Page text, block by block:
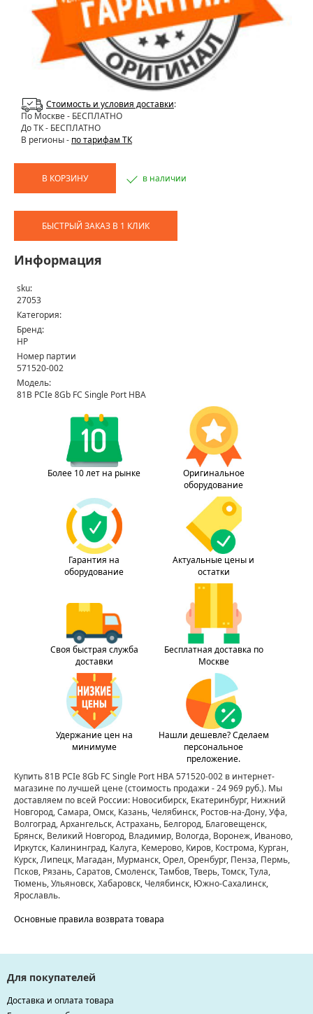
Стоимость и условия доставки:
По Москве- БЕСПЛАТНО
До ТК - БЕСПЛАТНО
В регионы - по тарифам ТК
В КОРЗИНУ в наличии
БЫСТРЫЙ ЗАКАЗ В 1 КЛИК
Информация
sku:
27053
Категория:
Бренд:
HP
Номер партии
571520-002
Модель:
81B PCIe 8Gb FC Single Port HBA
Более 10 лет на рынке
Оригинальное
оборудование
Гарантия на
оборудование
Актуальные цены и
остатки
Своя быстрая служба
доставки
Бесплатная доставка по
Москве
Удержание цен на
минимуме
Нашли дешевле? Сделаем
персональное
преложение.
Купить 81B PCIe 8Gb FC Single Port HBA 571520-002 в интернет-
магазине по лучшей цене(стоимость продажи - 24 969 руб.). Мы
доставляем по всей России: Новосибирск, Екатеринбург, Нижний
Новгород, Самара, Омск, Казань, Челябинск, Ростов-на-Дону, Уфа,
Волгоград, Архангельск, Астрахань, Белгород, Благовещенск,
Брянск, Великий Новгород, Владимир, Вологда, Воронеж, Иваново,
Иркутск, Калининград, Калуга, Кемерово, Киров, Кострома, Курган,
Курск, Липецк, Магадан, Мурманск, Орел, Оренбург, Пенза, Пермь,
Псков, Рязань, Саратов, Смоленск, Тамбов, Тверь, Томск, Тула,
Тюмень, Ульяновск, Хабаровск, Челябинск, Южно-Сахалинск,
Ярославль.
Основные правила возврата товара
Для покупателей
Доставка и оплата товара